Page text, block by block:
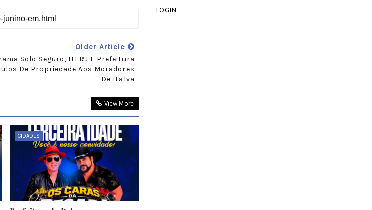
Older Article
Solo Seguro, ITERJ E Prefeitura
De Propriedade Aos Moradores
De Italva
View More
CIDADES
LOGIN